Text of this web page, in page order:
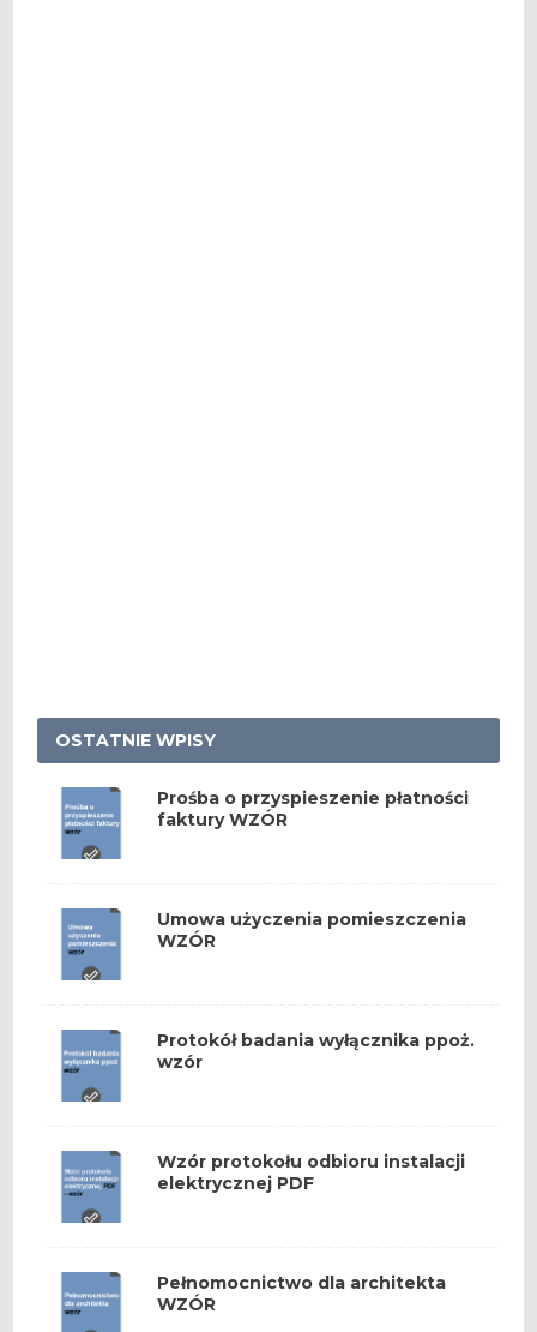
OSTATNIE WPISY
Prośba o przyspieszenie płatności
faktury WZÓR
Umowa użyczenia pomieszczenia
WZÓR
Protokół badania wyłącznika ppoż.
wzór
Wzór protokołu odbioru instalacji
elektrycznej PDF
Pełnomocnictwo dla architekta
WZÓR